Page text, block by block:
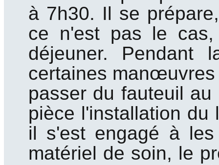
à 7h30. Il se
ce n'est pas le
déjeuner.
certaines
passer du fauteuil
pièce l'installation du
il s'est engagé à
matériel de soin, le